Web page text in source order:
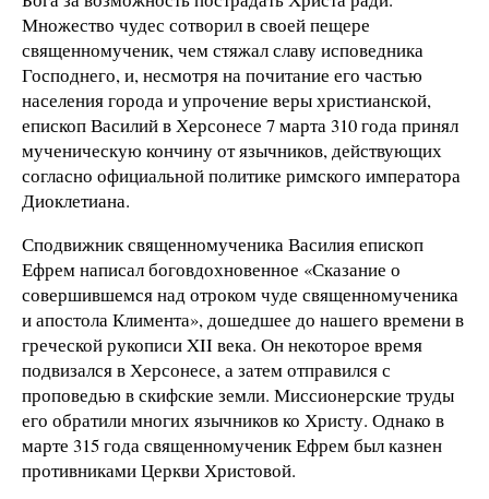
Множество чудес сотворил в своей пещере
священномученик, чем стяжал славу исповедника
Господнего, и, несмотря на почитание его частью
населения города и упрочение веры христианской,
епископ Василий в Херсонесе 7 марта 310 года принял
мученическую кончину от язычников, действующих
согласно официальной политике римского императора
Диоклетиана.
Сподвижник священномученика Василия епископ
Ефрем написал боговдохновенное «Сказание о
совершившемся над отроком чуде священномученика
и апостола Климента», дошедшее до нашего времени в
греческой рукописи XII века. Он некоторое время
подвизался в Херсонесе, а затем отправился с
проповедью в скифские земли. Миссионерские труды
его обратили многих язычников ко Христу. Однако в
марте 315 года священномученик Ефрем был казнен
противниками Церкви Христовой.